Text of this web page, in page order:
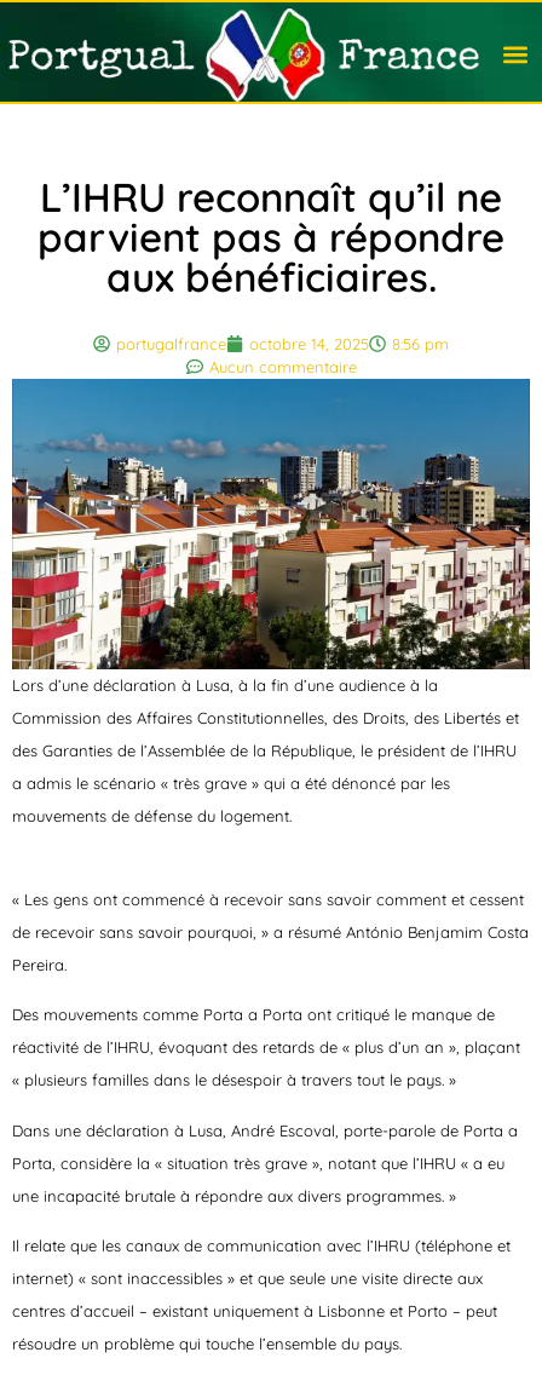
L’IHRU reconnaît qu’il ne
parvient pas à répondre
aux bénéficiaires.
portugalfrance octobre 14, 2025
8:56 pm
Aucun commentaire
Lors d’une déclaration à Lusa, à la fin d’une audience à la
Commission des Affaires Constitutionnelles, des Droits, des Libertés et
des Garanties de l’Assemblée de la République, le président de l’IHRU
a admis le scénario « très grave » qui a été dénoncé par les
mouvements de défense du logement.
« Les gens ont commencé à recevoir sans savoir comment et cessent
de recevoir sans savoir pourquoi, » a résumé António Benjamim Costa
Pereira.
Des mouvements comme Porta a Porta ont critiqué le manque de
réactivité de l’IHRU, évoquant des retards de « plus d’un an », plaçant
« plusieurs familles dans le désespoir à travers tout le pays. »
Dans une déclaration à Lusa, André Escoval, porte-parole de Porta a
Porta, considère la « situation très grave », notant que l’IHRU « a eu
une incapacité brutale à répondre aux divers programmes. »
Il relate que les canaux de communication avec l’IHRU (téléphone et
internet) « sont inaccessibles » et que seule une visite directe aux
centres d’accueil – existant uniquement à Lisbonne et Porto – peut
résoudre un problème qui touche l’ensemble du pays.